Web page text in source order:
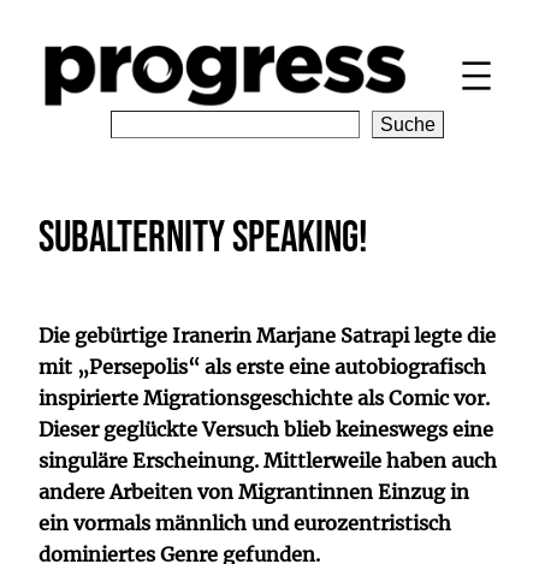
Inhalt
springen
c
h
Suche
Subalternity speaking!
Die gebürtige Iranerin Marjane Satrapi legte die
mit „Persepolis“ als erste eine autobiografisch
inspirierte Migrationsgeschichte als Comic vor.
Dieser geglückte Versuch blieb keineswegs eine
singuläre Erscheinung. Mittlerweile haben auch
andere Arbeiten von Migrantinnen Einzug in
ein vormals männlich und eurozentristisch
dominiertes Genre gefunden.